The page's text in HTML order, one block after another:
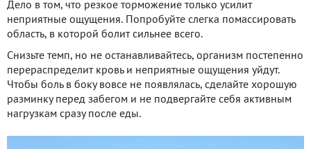
Дело в том, что резкое торможение только усилит
неприятные ощущения. Попробуйте слегка помассировать
область, в которой болит сильнее всего.
Снизьте темп, но не останавливайтесь, организм постепенно
перераспределит кровь и неприятные ощущения уйдут.
Чтобы боль в боку вовсе не появлялась, сделайте хорошую
разминку перед забегом и не подвергайте себя активным
нагрузкам сразу после еды.